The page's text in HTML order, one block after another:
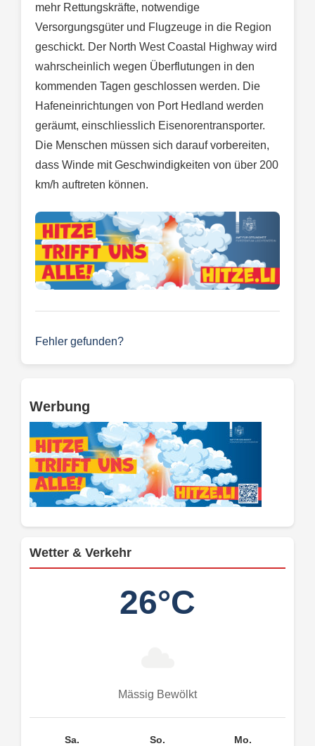
mehr Rettungskräfte, notwendige
Versorgungsgüter und Flugzeuge in die Region
geschickt. Der North West Coastal Highway wird
wahrscheinlich wegen Überflutungen in den
kommenden Tagen geschlossen werden. Die
Hafeneinrichtungen von Port Hedland werden
geräumt, einschliesslich Eisenorentransporter.
Die Menschen müssen sich darauf vorbereiten,
dass Winde mit Geschwindigkeiten von über 200
km/h auftreten können.
Fehler gefunden?
Werbung
Wetter & Verkehr
26°C
Mässig Bewölkt
Sa. So. Mo.